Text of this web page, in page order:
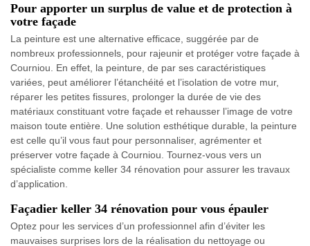
Pour apporter un surplus de value et de protection à
votre façade
La peinture est une alternative efficace, suggérée par de
nombreux professionnels, pour rajeunir et protéger votre façade à
Courniou. En effet, la peinture, de par ses caractéristiques
variées, peut améliorer l’étanchéité et l’isolation de votre mur,
réparer les petites fissures, prolonger la durée de vie des
matériaux constituant votre façade et rehausser l’image de votre
maison toute entière. Une solution esthétique durable, la peinture
est celle qu’il vous faut pour personnaliser, agrémenter et
préserver votre façade à Courniou. Tournez-vous vers un
spécialiste comme keller 34 rénovation pour assurer les travaux
d’application.
Façadier keller 34 rénovation pour vous épauler
Optez pour les services d’un professionnel afin d’éviter les
mauvaises surprises lors de la réalisation du nettoyage ou